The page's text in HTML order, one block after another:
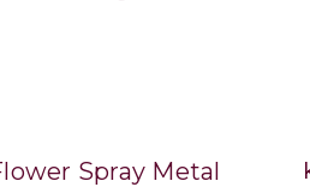
Spray Metal